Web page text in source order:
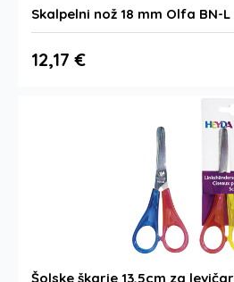
Skalpelni nož 18 mm Olfa
12,17 €
Šolske škarje 13,5cm za